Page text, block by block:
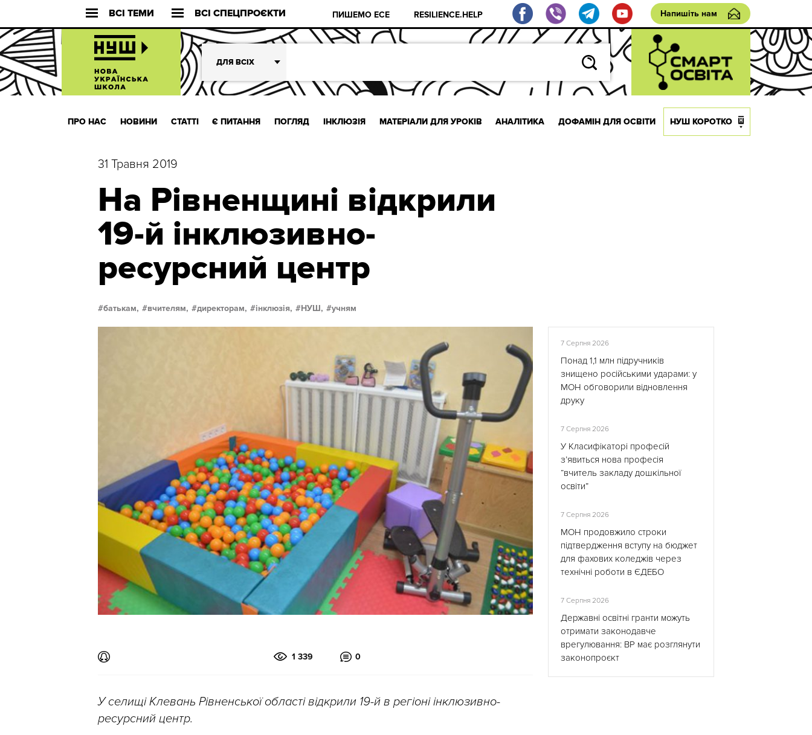
ВСІ ТЕМИ ВСІ СПЕЦПРОЄКТИ ПИШЕМО ЕСЕ RESILIENCE.HELP Напишіть нам
ДЛЯ ВСІХ
ПРО НАС НОВИНИ СТАТТІ Є ПИТАННЯ ПОГЛЯД ІНКЛЮЗІЯ МАТЕРІАЛИ ДЛЯ УРОКІВ АНАЛІТИКА ДОФАМІН ДЛЯ ОСВІТИ НУШ КОРОТКО
31 Травня 2019
На Рівненщині відкрили
19-й інклюзивно-
ресурсний центр
батькам, вчителям, директорам, інклюзія, НУШ, учням
1 339 0
У селищі Клевань Рівненської області відкрили 19-й в регіоні інклюзивно-
ресурсний центр.
7 Серпня 2026
Понад 1,1 млн підручників
знищено російськими ударами: у
МОН обговорили відновлення
друку
7 Серпня 2026
У Класифікаторі професій
з’явиться нова професія
“вчитель закладу дошкільної
освіти”
7 Серпня 2026
МОН продовжило строки
підтвердження вступу на бюджет
для фахових коледжів через
технічні роботи в ЄДЕБО
7 Серпня 2026
Державні освітні гранти можуть
отримати законодавче
врегулювання: ВР має розглянути
законопроєкт